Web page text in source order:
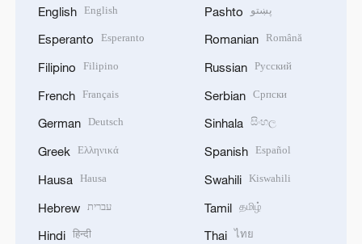
English English
Esperanto Esperanto
Filipino Filipino
French Français
German Deutsch
Greek Ελληνικά
Hausa Hausa
Hebrew עברית
Hindi हिन्दी
Pashto پښتو
Romanian Română
Russian Русский
Serbian Српски
Sinhala සිංහල
Spanish Español
Swahili Kiswahili
Tamil தமிழ்
Thai ไทย